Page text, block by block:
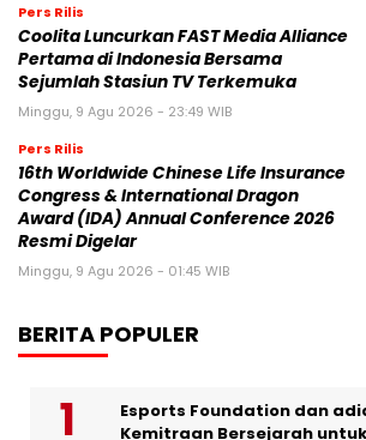
Pers Rilis
Coolita Luncurkan FAST Media Alliance
Pertama di Indonesia Bersama
Sejumlah Stasiun TV Terkemuka
Minggu, 9 Agu 2026 - 23:49 WIB
Pers Rilis
16th Worldwide Chinese Life Insurance
Congress & International Dragon
Award (IDA) Annual Conference 2026
Resmi Digelar
Minggu, 9 Agu 2026 - 01:45 WIB
BERITA POPULER
Esports Foundation dan
Kemitraan Bersejarah